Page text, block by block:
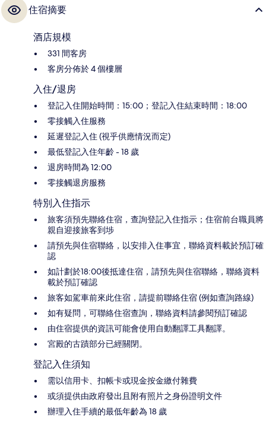
住宿摘要
酒店規模
331 間客房
客房分佈於 4 個樓層
入住/退房
登記入住開始時間：15:00；登記入住結束時間：18:00
零接觸入住服務
延遲登記入住 (視乎供應情況而定)
最低登記入住年齡 - 18 歲
退房時間為 12:00
零接觸退房服務
特別入住指示
旅客須預先聯絡住宿，查詢登記入住指示；住宿前台職員將
親自迎接旅客到埗
請預先與住宿聯絡，以安排入住事宜，聯絡資料載於預訂確
認
如計劃於18:00後抵達住宿，請預先與住宿聯絡，聯絡資料
載於預訂確認
旅客如駕車前來此住宿，請提前聯絡住宿 (例如查詢路線)
如有疑問，可聯絡住宿查詢，聯絡資料請參閱預訂確認
由住宿提供的資訊可能會使用自動翻譯工具翻譯。
宮殿的古蹟部分已經關閉。
登記入住須知
需以信用卡、扣帳卡或現金按金繳付雜費
或須提供由政府發出且附有照片之身份證明文件
辦理入住手續的最低年齡為 18 歲